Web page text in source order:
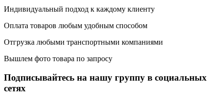
Индивидуальный подход к каждому клиенту
Оплата товаров любым удобным способом
Отгрузка любыми транспортными компаниями
Вышлем фото товара по запросу
Подписывайтесь на нашу группу в социальных
сетях